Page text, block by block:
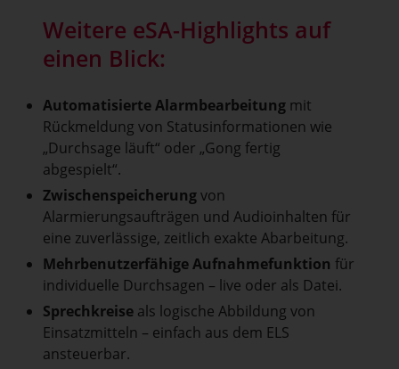
Weitere eSA-Highlights auf
einen Blick:
Automatisierte Alarmbearbeitungmit
Rückmeldung von Statusinformationen wie
„Durchsage läuft“ oder „Gong fertig
abgespielt“.
Zwischenspeicherungvon
Alarmierungsaufträgen und Audioinhalten für
eine zuverlässige, zeitlich exakte Abarbeitung.
Mehrbenutzerfähige Aufnahmefunktion für
individuelle Durchsagen – live oder als Datei.
Sprechkreiseals logische Abbildung von
Einsatzmitteln – einfach aus dem ELS
ansteuerbar.